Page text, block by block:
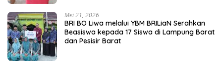
Mei 21, 2026
BRI BO Liwa melalui YBM BRILiaN Serahkan
Beasiswa kepada 17 Siswa di Lampung Barat
dan Pesisir Barat